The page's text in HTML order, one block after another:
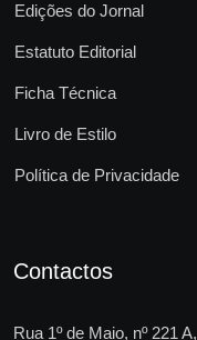
Edições do Jornal
Estatuto Editorial
Ficha Técnica
Livro de Estilo
Política de Privacidade
Contactos
Rua 1º de Maio, nº 221 A,